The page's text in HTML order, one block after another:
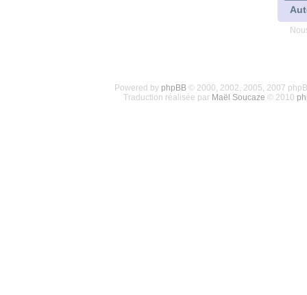
Powered by phpBB© 2000, 2002, 2005, 2007
Traduction réalisée par Maël Soucaze © 2010